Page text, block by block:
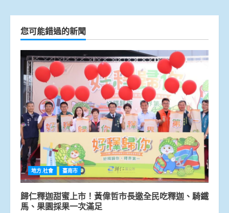
您可能錯過的新聞
地方.社會 臺南市
歸仁釋迦甜蜜上市！黃偉哲市長邀全民吃釋迦、騎鐵
馬、果園採果一次滿足